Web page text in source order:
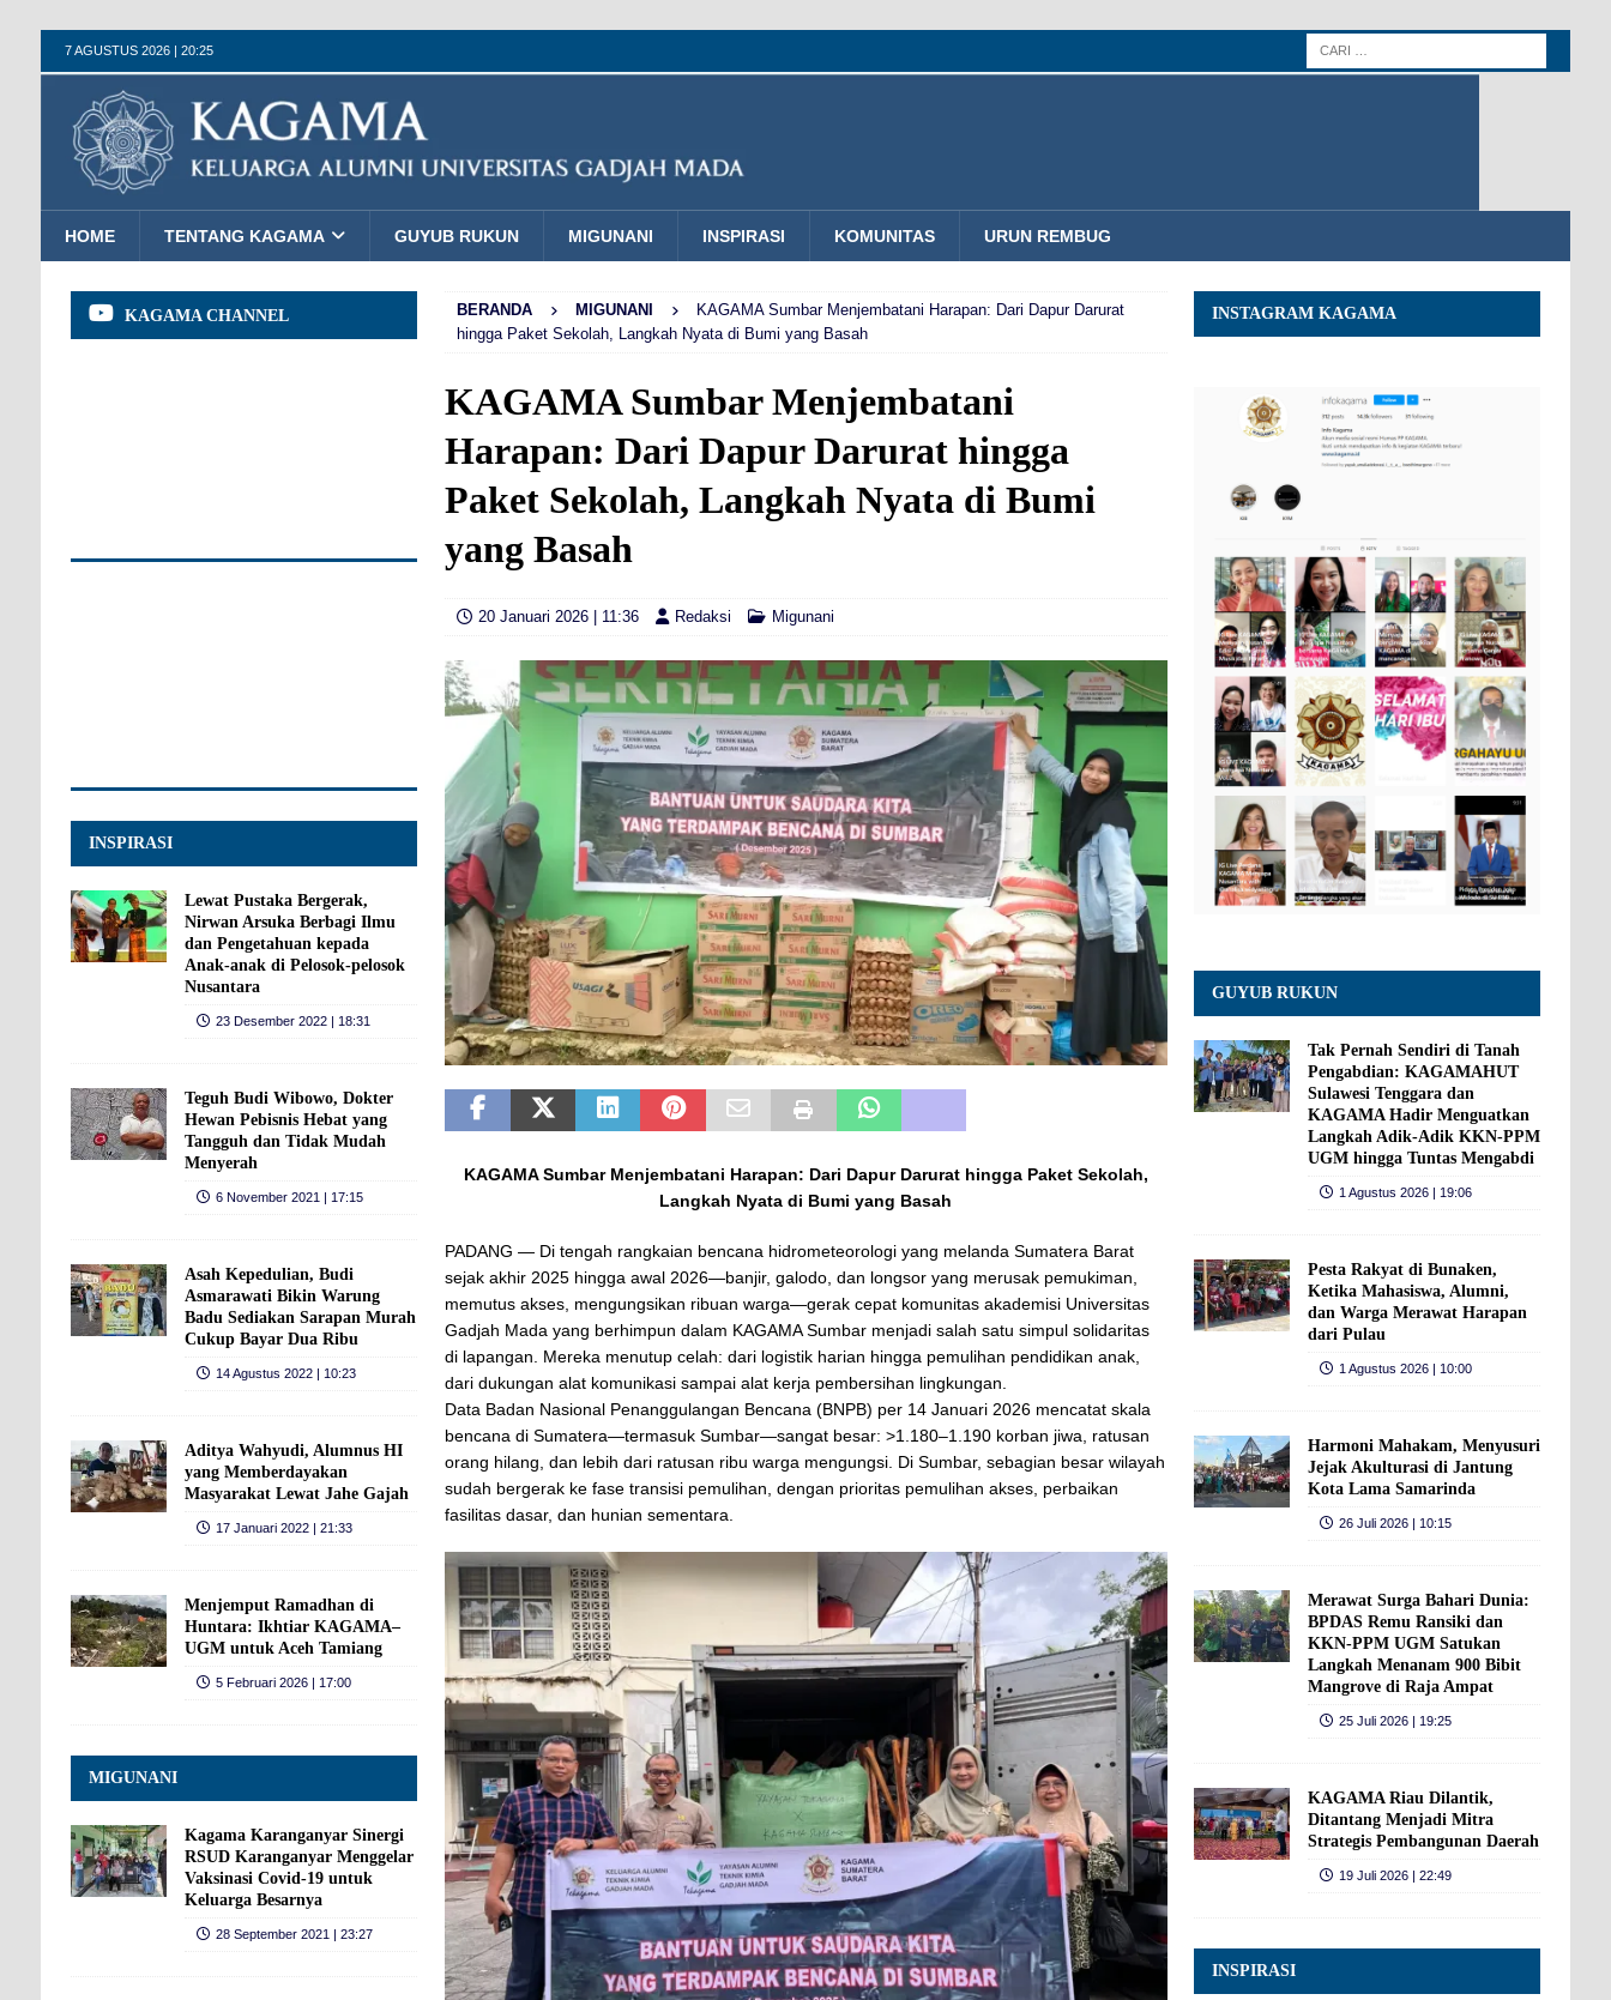
7 AGUSTUS 2026 | 20:25
HOME TENTANG KAGAMA GUYUB RUKUN MIGUNANI INSPIRASI KOMUNITAS URUN REMBUG
BERANDA MIGUNANI
KAGAMA Sumbar Menjembatani Harapan: Dari Dapur Darurat
hingga Paket Sekolah, Langkah Nyata di Bumi yang Basah
KAGAMA Sumbar Menjembatani
Harapan: Dari Dapur Darurat hingga
Paket Sekolah, Langkah Nyata di Bumi
yang Basah
20 Januari 2026 | 11:36 Redaksi Migunani
KAGAMA Sumbar Menjembatani Harapan: Dari Dapur Darurat hingga Paket Sekolah,
Langkah Nyata di Bumi yang Basah
PADANG — Di tengah rangkaian bencana hidrometeorologi yang melanda Sumatera Barat
sejak akhir 2025 hingga awal 2026—banjir, galodo, dan longsor yang merusak pemukiman,
memutus akses, mengungsi­kan ribuan warga—gerak cepat komunitas akademisi Universitas
Gadjah Mada yang berhimpun dalam KAGAMA Sumbar menjadi salah satu simpul solidaritas
di lapangan. Mereka menutup celah: dari logistik harian hingga pemulihan pendidikan anak,
dari dukungan alat komunikasi sampai alat kerja pembersihan lingkungan.
Data Badan Nasional Penanggulangan Bencana (BNPB) per 14 Januari 2026 mencatat skala
bencana di Sumatera—termasuk Sumbar—sangat besar: >1.180–1.190 korban jiwa, ratusan
orang hilang, dan lebih dari ratusan ribu warga mengungsi. Di Sumbar, sebagian besar wilayah
sudah bergerak ke fase transisi pemulihan, dengan prioritas pemulihan akses, perbaikan
fasilitas dasar, dan hunian sementara.
KAGAMA CHANNEL
INSPIRASI
Lewat Pustaka Bergerak,
Nirwan Arsuka Berbagi Ilmu
dan Pengetahuan kepada
Anak-anak di Pelosok-pelosok
Nusantara
23 Desember 2022 | 18:31
Teguh Budi Wibowo, Dokter
Hewan Pebisnis Hebat yang
Tangguh dan Tidak Mudah
Menyerah
6 November 2021 | 17:15
Asah Kepedulian, Budi
Asmarawati Bikin Warung
Badu Sediakan Sarapan Murah
Cukup Bayar Dua Ribu
14 Agustus 2022 | 10:23
Aditya Wahyudi, Alumnus HI
yang Memberdayakan
Masyarakat Lewat Jahe Gajah
17 Januari 2022 | 21:33
Menjemput Ramadhan di
Huntara: Ikhtiar KAGAMA–
UGM untuk Aceh Tamiang
5 Februari 2026 | 17:00
MIGUNANI
Kagama Karanganyar Sinergi
RSUD Karanganyar Menggelar
Vaksinasi Covid-19 untuk
Keluarga Besarnya
28 September 2021 | 23:27
INSTAGRAM KAGAMA
GUYUB RUKUN
Tak Pernah Sendiri di Tanah
Pengabdian: KAGAMAHUT
Sulawesi Tenggara dan
KAGAMA Hadir Menguatkan
Langkah Adik-Adik KKN-PPM
UGM hingga Tuntas Mengabdi
1 Agustus 2026 | 19:06
Pesta Rakyat di Bunaken,
Ketika Mahasiswa, Alumni,
dan Warga Merawat Harapan
dari Pulau
1 Agustus 2026 | 10:00
Harmoni Mahakam, Menyusuri
Jejak Akulturasi di Jantung
Kota Lama Samarinda
26 Juli 2026 | 10:15
Merawat Surga Bahari Dunia:
BPDAS Remu Ransiki dan
KKN-PPM UGM Satukan
Langkah Menanam 900 Bibit
Mangrove di Raja Ampat
25 Juli 2026 | 19:25
KAGAMA Riau Dilantik,
Ditantang Menjadi Mitra
Strategis Pembangunan Daerah
19 Juli 2026 | 22:49
INSPIRASI